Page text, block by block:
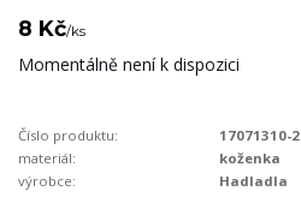
8 Kč/ks
Momentálně není k dispozici
Číslo produktu:
17071310-2
materiál:
koženka
výrobce:
Hadladla